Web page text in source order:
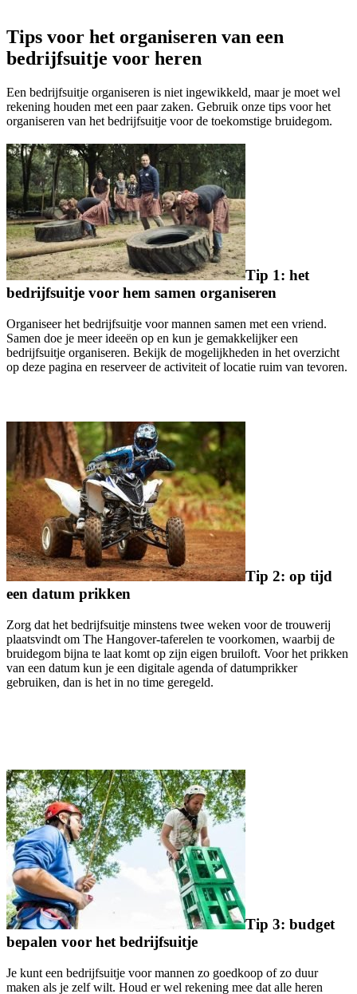
Tips voor het organiseren van een
bedrijfsuitje voor heren
Een bedrijfsuitje organiseren is niet ingewikkeld, maar je moet wel
rekening houden met een paar zaken. Gebruik onze tips voor het
organiseren van het bedrijfsuitje voor de toekomstige bruidegom.
Tip 1: het
bedrijfsuitje voor hem samen organiseren
Organiseer het bedrijfsuitje voor mannen samen met een vriend.
Samen doe je meer ideeën op en kun je gemakkelijker een
bedrijfsuitje organiseren. Bekijk de mogelijkheden in het overzicht
op deze pagina en reserveer de activiteit of locatie ruim van tevoren.
Tip 2: op tijd
een datum prikken
Zorg dat het bedrijfsuitje minstens twee weken voor de trouwerij
plaatsvindt om The Hangover-taferelen te voorkomen, waarbij de
bruidegom bijna te laat komt op zijn eigen bruiloft. Voor het prikken
van een datum kun je een digitale agenda of datumprikker
gebruiken, dan is het in no time geregeld.
Tip 3: budget
bepalen voor het bedrijfsuitje
Je kunt een bedrijfsuitje voor mannen zo goedkoop of zo duur
maken als je zelf wilt. Houd er wel rekening mee dat alle heren